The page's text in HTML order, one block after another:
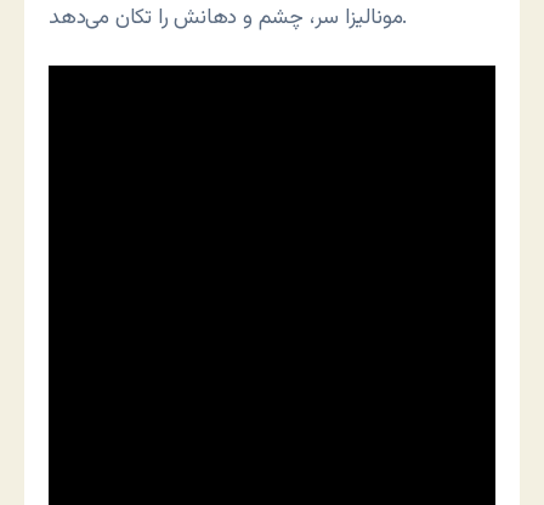
مونالیزا سر، چشم و دهانش را تکان می‌دهد.